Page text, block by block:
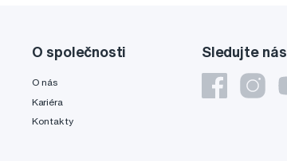
Sledujte nás
O společnosti
O nás
Kariéra
Kontakty